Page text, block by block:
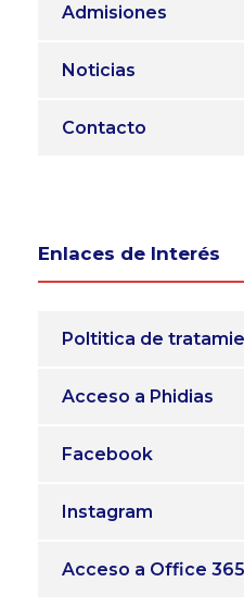
Admisiones
Noticias
Contacto
Enlaces de Interés
Poltitica de
Acceso a Phidias
Facebook
Instagram
Acceso a Office 365